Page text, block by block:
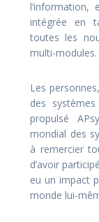
intégrée en
toutes les
multi-modules.
Les
des
propulsé
mondial des
à remercier
d’avoir
eu un impact
monde lui-